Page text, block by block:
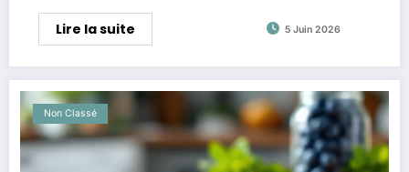
Lire la suite 5 Juin 2026
Non Classé